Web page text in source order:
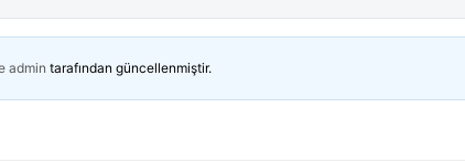
admin tarafından güncellenmiştir.